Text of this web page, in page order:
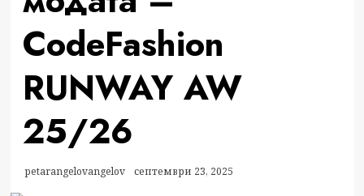
CodeFashion
RUNWAY AW
25/26
petarangelovangelov септември 23, 2025